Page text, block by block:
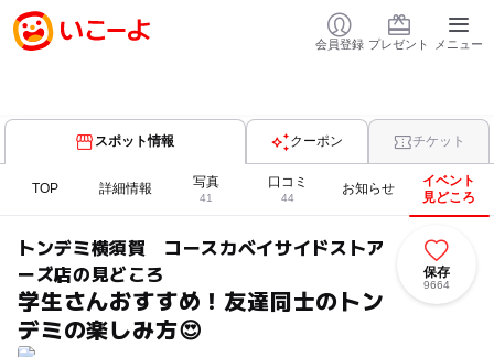
会員登録 プレゼント メニュー
スポット情報 クーポン チケット
TOP 詳細情報 写真
41
口コミ
44
お知らせ
イベント
見どころ
トンデミ横須賀 コースカベイサイドストア
ーズ店の見どころ
学生さんおすすめ！友達同士のトン
デミの楽しみ方😍
保存
9664